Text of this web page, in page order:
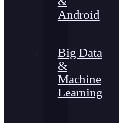
Android
Big Data
&
Machine
Learning